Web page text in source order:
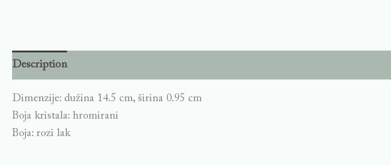
Description
Dimenzije: dužina 14.5 cm, širina 0.95 cm
Boja kristala: hromirani
Boja: rozi lak